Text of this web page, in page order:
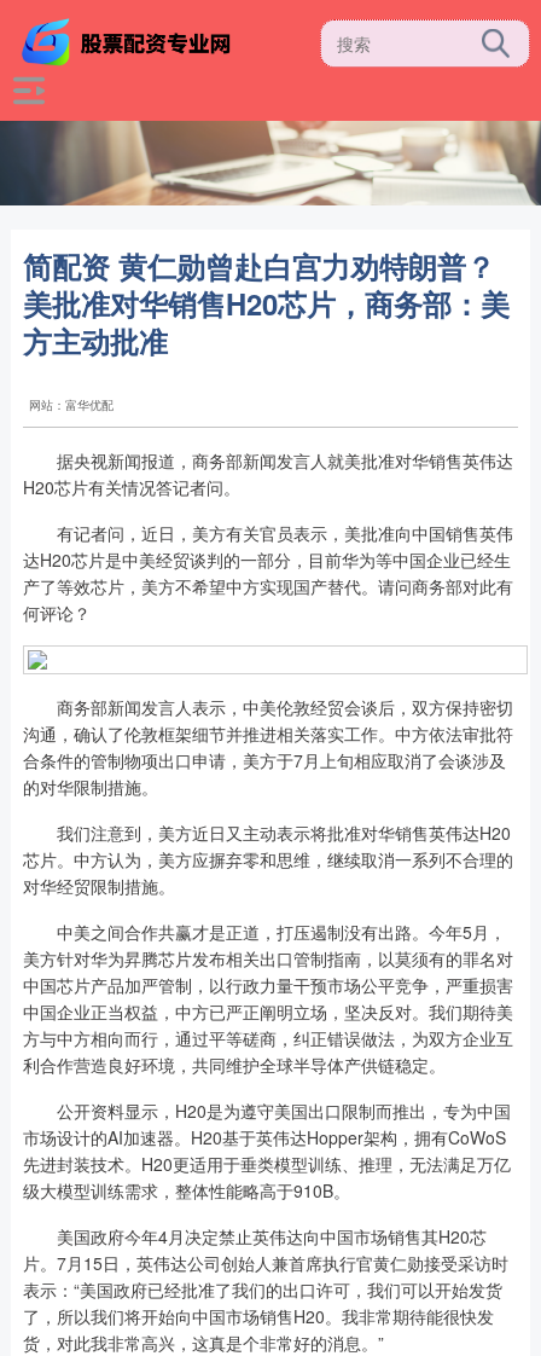
简配资 黄仁勋曾赴白宫力劝特朗普？
美批准对华销售H20芯片，商务部：美
方主动批准
网站：富华优配
据央视新闻报道，商务部新闻发言人就美批准对华销售英伟达
H20芯片有关情况答记者问。
有记者问，近日，美方有关官员表示，美批准向中国销售英伟
达H20芯片是中美经贸谈判的一部分，目前华为等中国企业已经生
产了等效芯片，美方不希望中方实现国产替代。请问商务部对此有
何评论？
商务部新闻发言人表示，中美伦敦经贸会谈后，双方保持密切
沟通，确认了伦敦框架细节并推进相关落实工作。中方依法审批符
合条件的管制物项出口申请，美方于7月上旬相应取消了会谈涉及
的对华限制措施。
我们注意到，美方近日又主动表示将批准对华销售英伟达H20
芯片。中方认为，美方应摒弃零和思维，继续取消一系列不合理的
对华经贸限制措施。
中美之间合作共赢才是正道，打压遏制没有出路。今年5月，
美方针对华为昇腾芯片发布相关出口管制指南，以莫须有的罪名对
中国芯片产品加严管制，以行政力量干预市场公平竞争，严重损害
中国企业正当权益，中方已严正阐明立场，坚决反对。我们期待美
方与中方相向而行，通过平等磋商，纠正错误做法，为双方企业互
利合作营造良好环境，共同维护全球半导体产供链稳定。
公开资料显示，H20是为遵守美国出口限制而推出，专为中国
市场设计的AI加速器。H20基于英伟达Hopper架构，拥有CoWoS
先进封装技术。H20更适用于垂类模型训练、推理，无法满足万亿
级大模型训练需求，整体性能略高于910B。
美国政府今年4月决定禁止英伟达向中国市场销售其H20芯
片。7月15日，英伟达公司创始人兼首席执行官黄仁勋接受采访时
表示：“美国政府已经批准了我们的出口许可，我们可以开始发货
了，所以我们将开始向中国市场销售H20。我非常期待能很快发
货，对此我非常高兴，这真是个非常好的消息。”